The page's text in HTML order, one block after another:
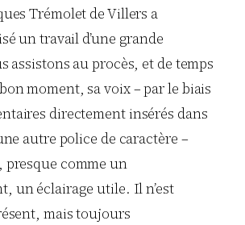
Trémolet de Villers a
un travail d’une grande
assistons au procès, et de temps
moment, sa voix – par le biais
directement insérés dans
autre police de caractère –
presque comme un
un éclairage utile. Il n’est
mais toujours